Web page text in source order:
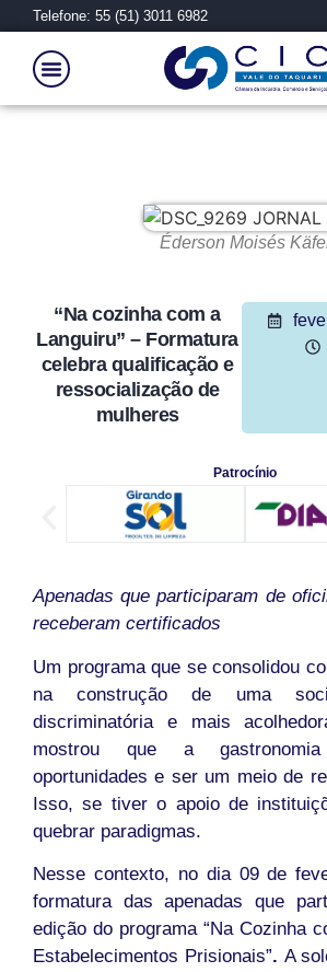
Telefone: 55 (51) 3011 6982
Éderson Moisés
“Na cozinha com a
Languiru” – Formatura
celebra qualificação e
ressocialização de
mulheres
Patrocínio
Apenadas que participaram de
receberam certificados
Um programa que se consolidou
na construção de uma
discriminatória e mais
mostrou que a
oportunidades e ser um meio de
Isso, se tiver o apoio de
quebrar paradigmas.
Nesse contexto, no dia 09 de
formatura das apenadas que
edição do programa “Na Cozinha
Estabelecimentos Prisionais”. A